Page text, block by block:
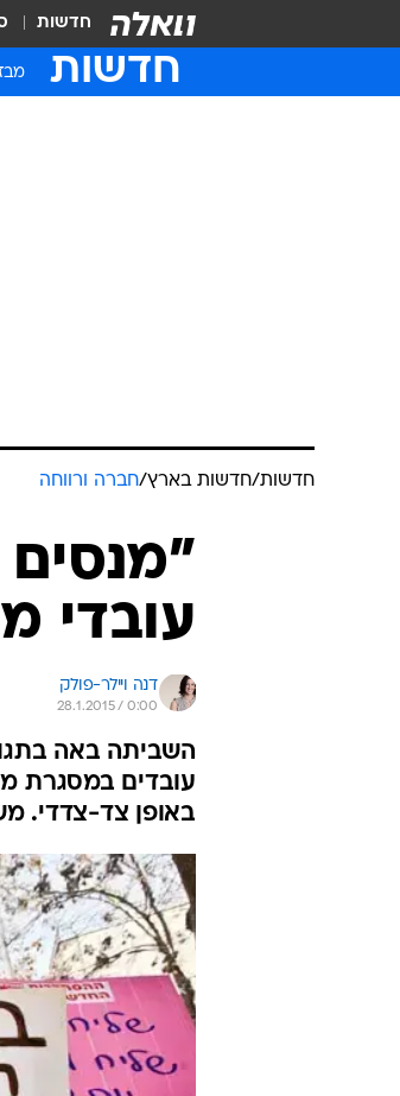
חדשות
חדשות
חדשות/חדשות בארץ/חברה ורווחה
עובדי
דנה ויילר-פולק
28.1.2015 / 0:00
השביתה באה
עובדים במסגרת
באופן צד-צדדי.